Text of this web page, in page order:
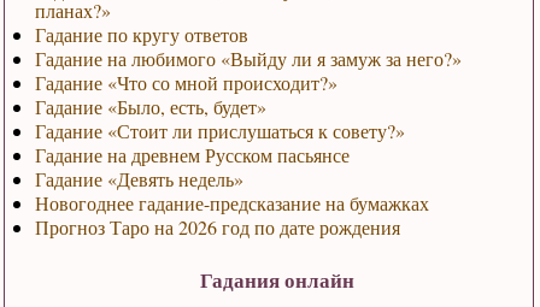
планах?»
Гадание по кругу ответов
Гадание на любимого «Выйду ли я замуж за него?»
Гадание «Что со мной происходит?»
Гадание «Было, есть, будет»
Гадание «Стоит ли прислушаться к совету?»
Гадание на древнем Русском пасьянсе
Гадание «Девять недель»
Новогоднее гадание-предсказание на бумажках
Прогноз Таро на 2026 год по дате рождения
Гадания онлайн